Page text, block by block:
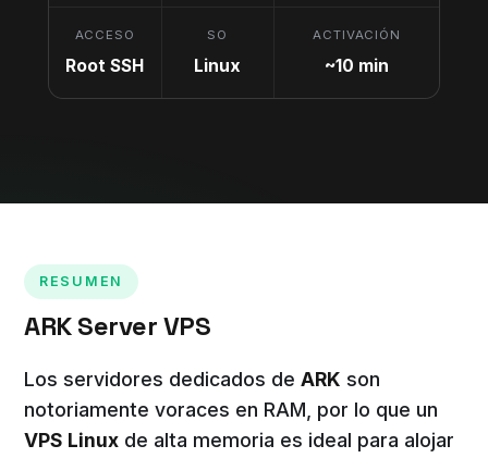
ACCESO
Root SSH
SO
Linux
ACTIVACIÓN
~10 min
RESUMEN
ARK Server VPS
Los servidores dedicados de ARK son
notoriamente voraces en RAM, por lo que un
VPS Linux de alta memoria es ideal para alojar